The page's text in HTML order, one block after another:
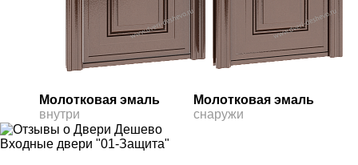
Молотковая эмаль
внутри
Молотковая эмаль
снаружи
Входные двери "01-Защита"